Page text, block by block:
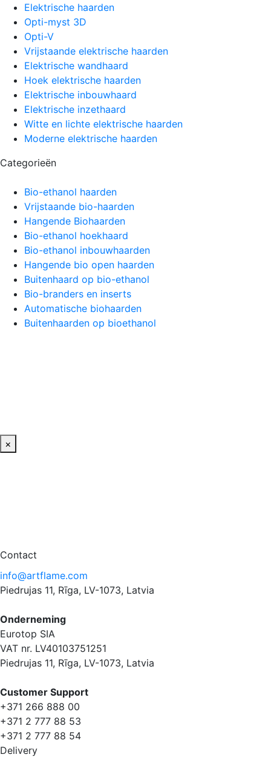
Elektrische haarden
Opti-myst 3D
Opti-V
Vrijstaande elektrische haarden
Elektrische wandhaard
Hoek elektrische haarden
Elektrische inbouwhaard
Elektrische inzethaard
Witte en lichte elektrische haarden
Moderne elektrische haarden
Categorieën
Bio-ethanol haarden
Vrijstaande bio-haarden
Hangende Biohaarden
Bio-ethanol hoekhaard
Bio-ethanol inbouwhaarden
Hangende bio open haarden
Buitenhaard op bio-ethanol
Bio-branders en inserts
Automatische biohaarden
Buitenhaarden op bioethanol
×
Contact
info@artflame.com
Piedrujas 11, Rīga, LV-1073, Latvia
Onderneming
Eurotop SIA
VAT nr. LV40103751251
Piedrujas 11, Rīga, LV-1073, Latvia
Сustomer Support
+371 266 888 00
+371 2 777 88 53
+371 2 777 88 54
Delivery